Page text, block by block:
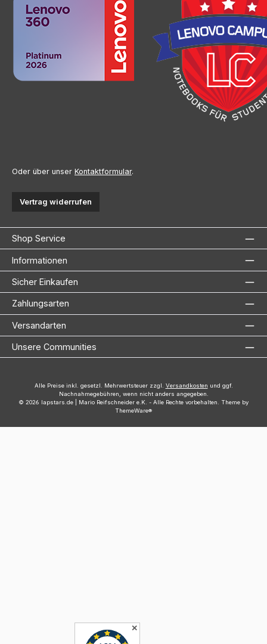
Oder über unser Kontaktformular.
Vertrag widerrufen
Shop Service
Informationen
Sicher Einkaufen
Zahlungsarten
Versandarten
Unsere Communities
Alle Preise inkl. gesetzl. Mehrwertsteuer zzgl. Versandkosten und ggf.
Nachnahmegebühren, wenn nicht anders angegeben.
© 2026 lapstars.de | Mario Reifschneider e.K. - Alle Rechte vorbehalten. Theme by
ThemeWare®
✕